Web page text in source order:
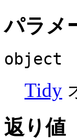
パラメ
object
Tidy
返り値